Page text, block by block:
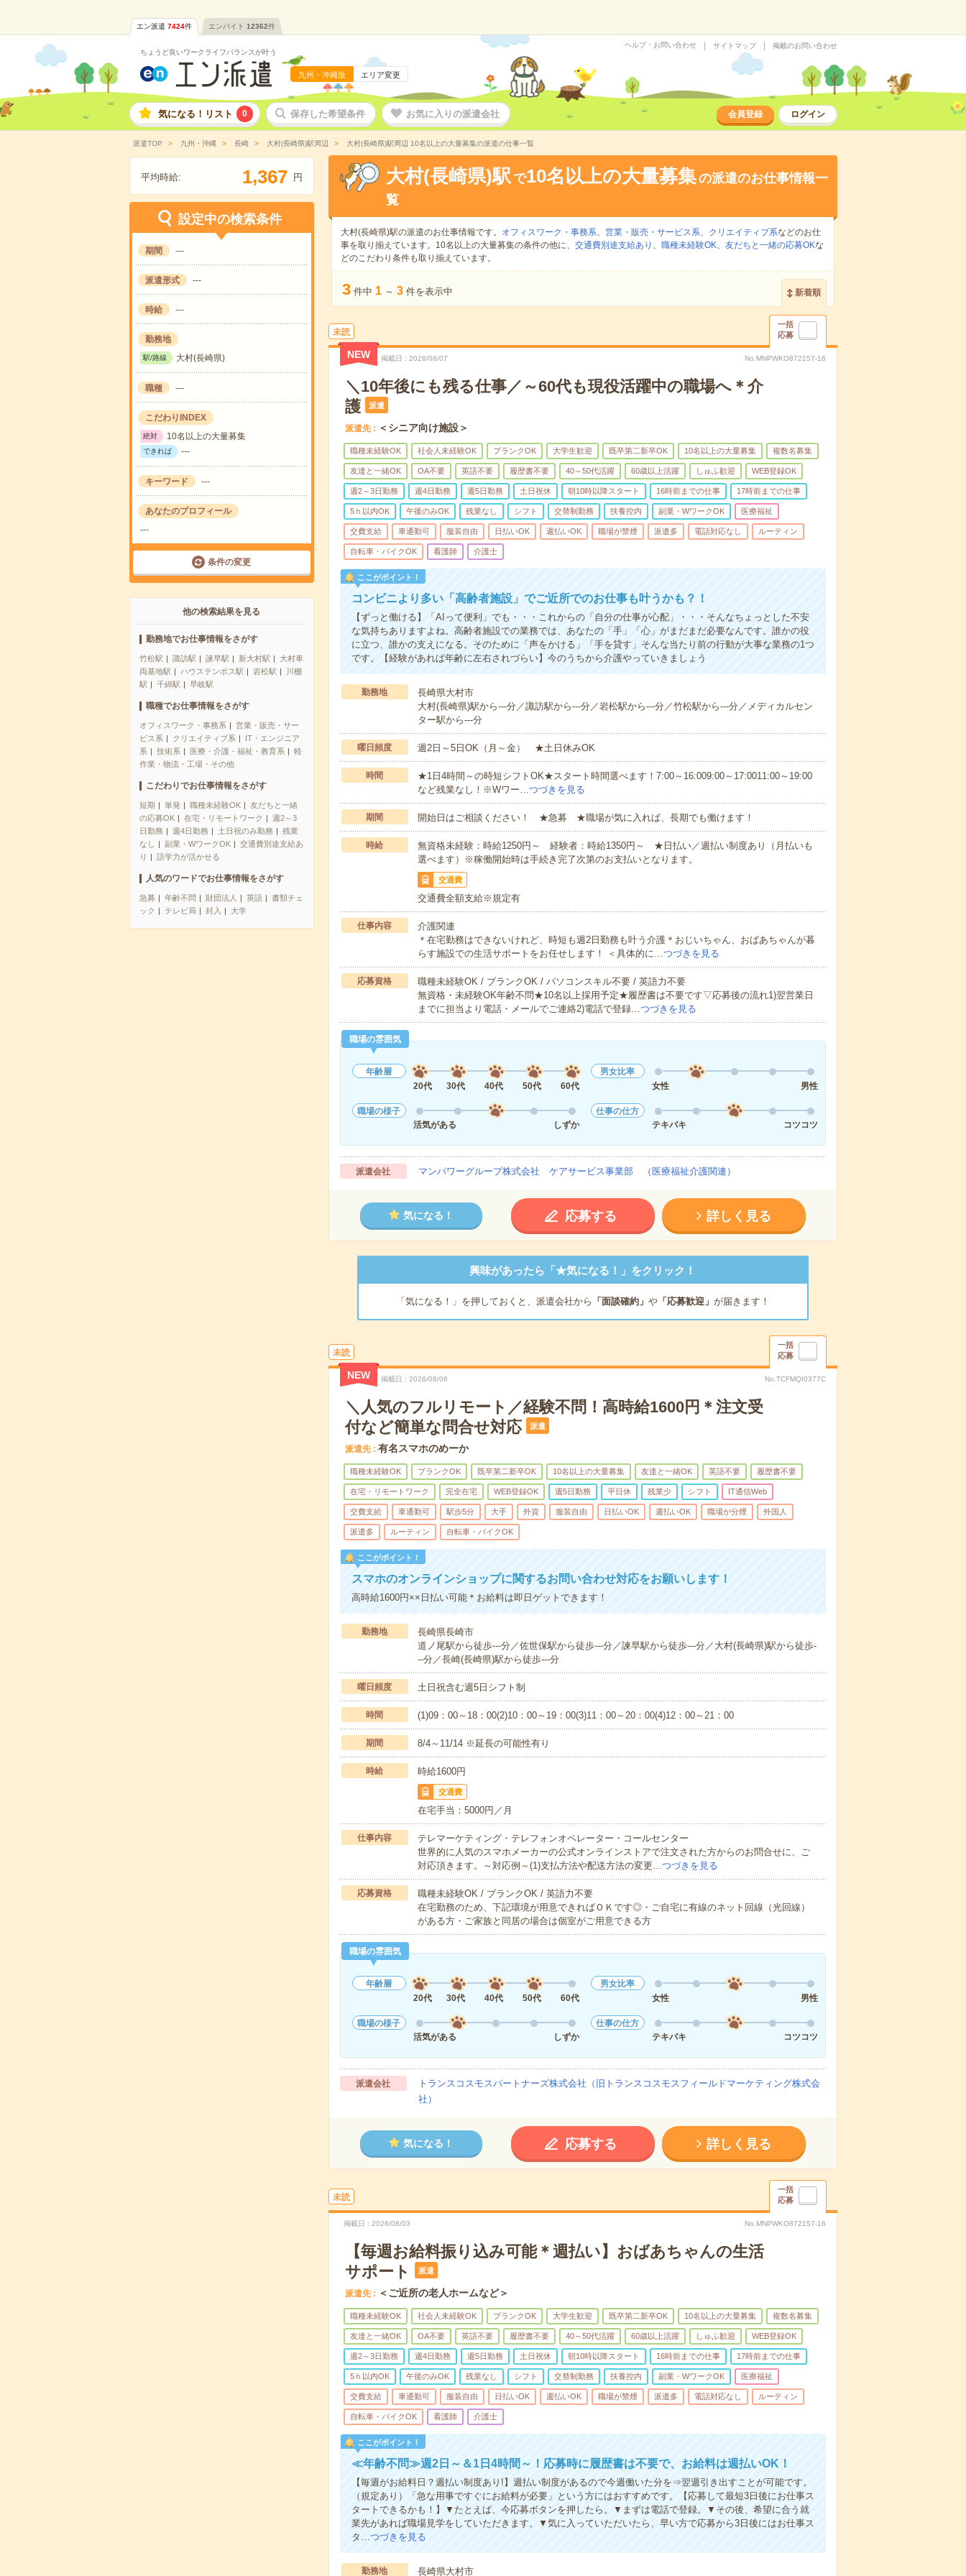
エン派遣 7424件 エンバイト 12362件
ちょうど良いワークライフバランスが叶う
九州・沖縄版 エリア変更
ヘルプ・お問い合わせ サイトマップ 掲載のお問い合わせ
気になる！リスト 0 保存した希望条件 お気に入りの派遣会社 会員登録 ログイン
派遣TOP 九州・沖縄 長崎 大村(長崎県)駅周辺 大村(長崎県)駅周辺 10名以上の大量募集の派遣の仕事一覧
平均時給: 1,367 円
設定中の検索条件
期間 ---
派遣形式 ---
時給 ---
勤務地
駅/路線 大村(長崎県)
職種 ---
こだわりINDEX
絶対 10名以上の大量募集
できれば ---
キーワード ---
あなたのプロフィール
---
条件の変更
他の検索結果を見る
勤務地でお仕事情報をさがす
竹松駅 諏訪駅 諫早駅 新大村駅
大村車
両基地駅
ハウステンボス駅 岩松駅
川棚
駅
千綿駅 早岐駅
職種でお仕事情報をさがす
オフィスワーク・事務系
営業・販売・サー
ビス系
クリエイティブ系
IT・エンジニア
系
技術系 医療・介護・福祉・教育系
軽
作業・物流・工場・その他
こだわりでお仕事情報をさがす
短期 単発 職種未経験OK
友だちと一緒
の応募OK
在宅・リモートワーク
週2～3
日勤務
週4日勤務 土日祝のみ勤務
残業
なし
副業・WワークOK
交通費別途支給あ
り
語学力が活かせる
人気のワードでお仕事情報をさがす
急募 年齢不問 財団法人 英語
書類チェ
ック
テレビ局 封入 大学
大村(長崎県)駅 で10名以上の大量募集の派遣のお仕事情報一
覧
大村(長崎県)駅の派遣のお仕事情報です。 オフィスワーク・事務系、 営業・販売・サービス系、 クリエイティブ系などのお仕
事を取り揃えています。10名以上の大量募集の条件の他に、 交通費別途支給あり 、 職種未経験OK、 友だちと一緒の応募OKな
どのこだわり条件も取り揃えています。
3 件中 1 ～ 3 件を表示中 新着順
未読
一括
応募
NEW 掲載日 2026/08/07 No.MNPWKO872157-16
＼10年後にも残る仕事／～60代も現役活躍中の職場へ＊介
護
派遣
派遣先 ＜シニア向け施設＞
職種未経験OK 社会人未経験OK ブランクOK 大学生歓迎 既卒第二新卒OK 10名以上の大量募集 複数名募集
友達と一緒OK OA不要 英語不要 履歴書不要 40～50代活躍 60歳以上活躍 しゅふ歓迎 WEB登録OK
週2～3日勤務 週4日勤務 週5日勤務 土日祝休 朝10時以降スタート 16時前までの仕事 17時前までの仕事
5ｈ以内OK 午後のみOK 残業なし シフト 交替制勤務 扶養控内 副業・WワークOK 医療福祉
交費支給 車通勤可 服装自由 日払いOK 週払いOK 職場が禁煙 派遣多 電話対応なし ルーティン
自転車・バイクOK 看護師 介護士
ここがポイント！
コンビニより多い「高齢者施設」でご近所でのお仕事も叶うかも？！
【ずっと働ける】「AIって便利」でも・・・これからの「自分の仕事が心配」・・・そんなちょっとした不安
な気持ちありますよね。高齢者施設での業務では、あなたの「手」「心」がまだまだ必要なんです。誰かの役
に立つ、誰かの支えになる。そのために「声をかける」「手を貸す」そんな当たり前の行動が大事な業務の1つ
です。【経験があれば年齢に左右されづらい】今のうちから介護やっていきましょう
勤務地
長崎県大村市
大村(長崎県)駅から---分／諏訪駅から---分／岩松駅から---分／竹松駅から---分／メディカルセン
ター駅から---分
曜日頻度 週2日～5日OK（月～金） ★土日休みOK
時間
★1日4時間～の時短シフトOK★スタート時間選べます！7:00～16:009:00～17:0011:00～19:00
など残業なし！※Wワー…つづきを見る
期間 開始日はご相談ください！ ★急募 ★職場が気に入れば、長期でも働けます！
時給
無資格未経験：時給1250円～ 経験者：時給1350円～ ★日払い／週払い制度あり（月払いも
選べます）※稼働開始時は手続き完了次第のお支払いとなります。
交通費
交通費全額支給※規定有
仕事内容
介護関連
＊在宅勤務はできないけれど、時短も週2日勤務も叶う介護＊おじいちゃん、おばあちゃんが暮
らす施設での生活サポートをお任せします！ ＜具体的に…つづきを見る
応募資格
職種未経験OK / ブランクOK / パソコンスキル不要 / 英語力不要
無資格・未経験OK年齢不問★10名以上採用予定★履歴書は不要です▽応募後の流れ1)翌営業日
までに担当より電話・メールでご連絡2)電話で登録…つづきを見る
職場の雰囲気
年齢層
20代
30代 40代 50代 60代
男女比率
女性
男性
職場の様子
活気がある
しずか
仕事の仕方
テキパキ
コツコツ
派遣会社 マンパワーグループ株式会社 ケアサービス事業部 （医療福祉介護関連）
気になる！ 応募する 詳しく見る
興味があったら「★気になる！」をクリック！
「気になる！」を押しておくと、派遣会社から 「面談確約」 や「応募歓迎」 が届きます！
未読
一括
応募
NEW 掲載日 2026/08/06 No.TCFMQI0377C
＼人気のフルリモート／経験不問！高時給1600円＊注文受
付など簡単な問合せ対応
派遣
派遣先 有名スマホのめーか
職種未経験OK ブランクOK 既卒第二新卒OK 10名以上の大量募集 友達と一緒OK 英語不要 履歴書不要
在宅・リモートワーク 完全在宅 WEB登録OK 週5日勤務 平日休 残業少 シフト IT通信Web
交費支給 車通勤可 駅歩5分 大手 外資 服装自由 日払いOK 週払いOK 職場が分煙 外国人
派遣多 ルーティン 自転車・バイクOK
ここがポイント！
スマホのオンラインショップに関するお問い合わせ対応をお願いします！
高時給1600円××日払い可能＊お給料は即日ゲットできます！
勤務地
長崎県長崎市
道ノ尾駅から徒歩---分／佐世保駅から徒歩---分／諫早駅から徒歩---分／大村(長崎県)駅から徒歩-
--分／長崎(長崎県)駅から徒歩---分
曜日頻度 土日祝含む週5日シフト制
時間 (1)09：00～18：00(2)10：00～19：00(3)11：00～20：00(4)12：00～21：00
期間 8/4～11/14 ※延長の可能性有り
時給 時給1600円
交通費
在宅手当：5000円／月
仕事内容
テレマーケティング・テレフォンオペレーター・コールセンター
世界的に人気のスマホメーカーの公式オンラインストアで注文された方からのお問合せに、ご
対応頂きます。～対応例～(1)支払方法や配送方法の変更…つづきを見る
応募資格
職種未経験OK / ブランクOK / 英語力不要
在宅勤務のため、下記環境が用意できればＯＫです◎・ご自宅に有線のネット回線（光回線）
がある方・ご家族と同居の場合は個室がご用意できる方
職場の雰囲気
年齢層
20代
30代 40代 50代 60代
男女比率
女性
男性
職場の様子
活気がある
しずか
仕事の仕方
テキパキ
コツコツ
派遣会社
トランスコスモスパートナーズ株式会社（旧トランスコスモスフィールドマーケティング株式会
社）
気になる！ 応募する 詳しく見る
未読
一括
応募
掲載日 2026/08/03 No.MNPWKO872157-16
【毎週お給料振り込み可能＊週払い】おばあちゃんの生活
サポート
派遣
派遣先 ＜ご近所の老人ホームなど＞
職種未経験OK 社会人未経験OK ブランクOK 大学生歓迎 既卒第二新卒OK 10名以上の大量募集 複数名募集
友達と一緒OK OA不要 英語不要 履歴書不要 40～50代活躍 60歳以上活躍 しゅふ歓迎 WEB登録OK
週2～3日勤務 週4日勤務 週5日勤務 土日祝休 朝10時以降スタート 16時前までの仕事 17時前までの仕事
5ｈ以内OK 午後のみOK 残業なし シフト 交替制勤務 扶養控内 副業・WワークOK 医療福祉
交費支給 車通勤可 服装自由 日払いOK 週払いOK 職場が禁煙 派遣多 電話対応なし ルーティン
自転車・バイクOK 看護師 介護士
ここがポイント！
≪年齢不問≫週2日～＆1日4時間～！応募時に履歴書は不要で、お給料は週払いOK！
【毎週がお給料日？週払い制度あり!】週払い制度があるので今週働いた分を⇒翌週引き出すことが可能です。
（規定あり）「急な用事ですぐにお給料が必要」という方にはおすすめです。【応募して最短3日後にお仕事ス
タートできるかも！】▼たとえば、今応募ボタンを押したら。▼まずは電話で登録。▼その後、希望に合う就
業先があれば職場見学をしていただきます。▼気に入っていただいたら、早い方で応募から3日後にはお仕事ス
タ…つづきを見る
勤務地 長崎県大村市